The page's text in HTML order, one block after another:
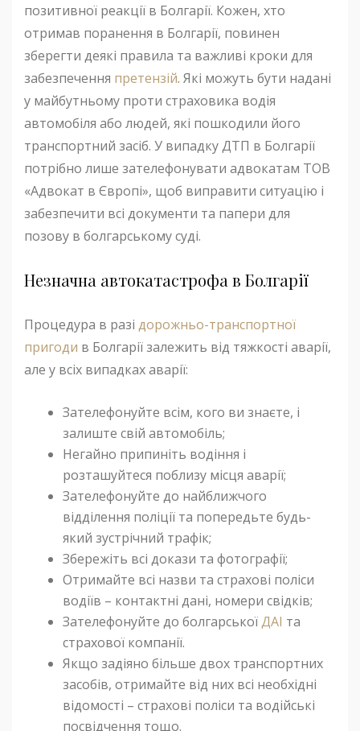
позитивної реакції в Болгарії. Кожен, хто
отримав поранення в Болгарії, повинен
зберегти деякі правила та важливі кроки для
забезпечення претензій. Які можуть бути надані
у майбутньому проти страховика водія
автомобіля або людей, які пошкодили його
транспортний засіб. У випадку ДТП в Болгарії
потрібно лише зателефонувати адвокатам ТОВ
«Адвокат в Європі», щоб виправити ситуацію і
забезпечити всі документи та папери для
позову в болгарському суді.
Незначна автокатастрофа в Болгарії
Процедура в разі дорожньо-транспортної
пригоди в Болгарії залежить від тяжкості аварії,
але у всіх випадках аварії:
Зателефонуйте всім, кого ви знаєте, і
залиште свій автомобіль;
Негайно припиніть водіння і
розташуйтеся поблизу місця аварії;
Зателефонуйте до найближчого
відділення поліції та попередьте будь-
який зустрічний трафік;
Збережіть всі докази та фотографії;
Отримайте всі назви та страхові поліси
водіїв – контактні дані, номери свідків;
Зателефонуйте до болгарськоїДАІ та
страхової компанії.
Якщо задіяно більше двох транспортних
засобів, отримайте від них всі необхідні
відомості – страхові поліси та водійські
посвідчення тощо.